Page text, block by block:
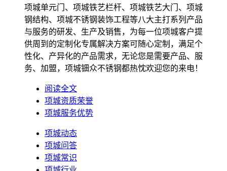
项城单元门、项城铁艺栏杆、项城铁艺大门、项城
钢结构、项城不锈钢装饰工程等八大主打系列产品
与服务的研发、生产及销售，为每一位项城客户提
供周到的定制化专属解决方案可随心定制，满足个
性化、产异化的产品需求，无论您是需要产品、服
务、加盟，项城钿众不锈钢都热忱欢迎您的来电！
阅读全文
项城资质荣誉
项城服务优势
项城动态
项城问答
项城常识